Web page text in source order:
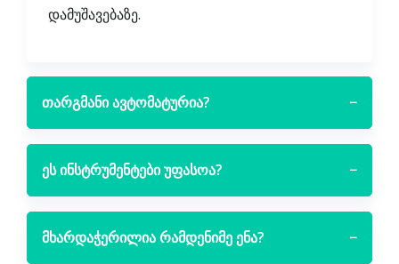
დამუშავებაზე.
თარგმანი ავტომატურია? −
ეს ინსტრუმენტები უფასოა? −
მხარდაჭერილია რამდენიმე ენა? −